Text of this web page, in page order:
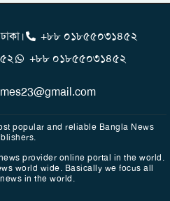
+৮৮ ০১৮৫৫০৩১৪৫২
+৮৮ ০১৮৫৫০৩১৪৫২
popular and reliable Bangla News
provider online portal in the world.
world wide. Basically we focus all
in the world.